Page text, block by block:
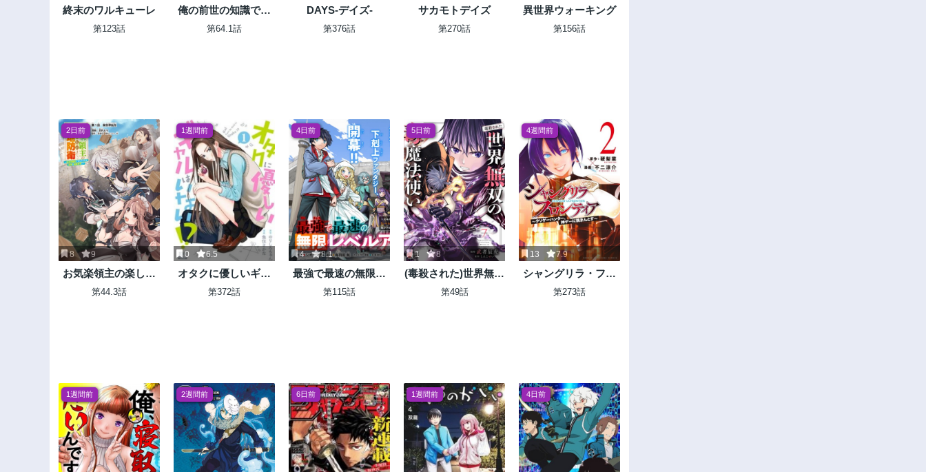
終末のワルキューレ
第123話
俺の前世の知識で底
辺職テイマーが上級
第64.1話
DAYS-デイズ-
第376話
サカモトデイズ
第270話
異世界ウォーキング
第156話
2日前
8 9
お気楽領主の楽しい
領地防衛 〜生産系魔
第44.3話
1週間前
0 6.5
オタクに優しいギャ
ルはいない!?
第372話
4日前
4 8.1
最強で最速の無限レ
ベルアップ ～スキ
第115話
5日前
1 8
(毒殺された)世界無双
の毒魔法使い
第49話
4週間前
13 7.9
シャングリラ・フロ
ンティア〜クソゲー
第273話
1週間前 2週間前 6日前 1週間前 4日前